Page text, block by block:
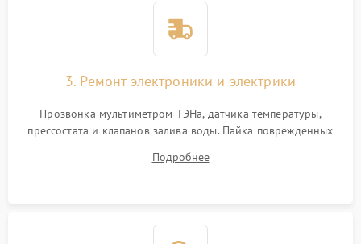
3. Ремонт электроники и электрики
Прозвонка мультиметром ТЭНа, датчика температуры,
прессостата и клапанов залива воды. Пайка поврежденных
Восстановление целостности проводки и контактов.
Подробнее